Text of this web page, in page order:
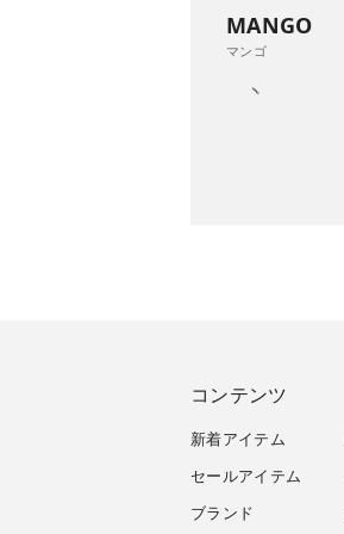
MANGO
マンゴ
コンテンツ
新着アイテム
セールアイテム
ブランド